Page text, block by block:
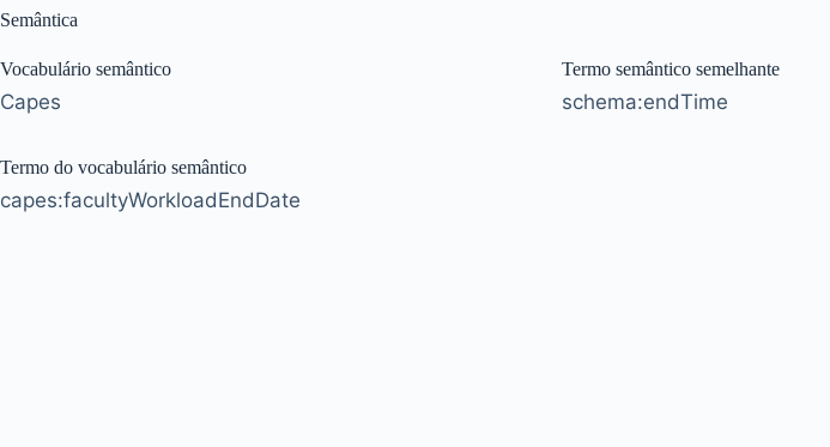
Semântica
Vocabulário semântico
Capes
Termo do vocabulário semântico
capes:facultyWorkloadEndDate
Termo semântico semelhante
schema:endTime